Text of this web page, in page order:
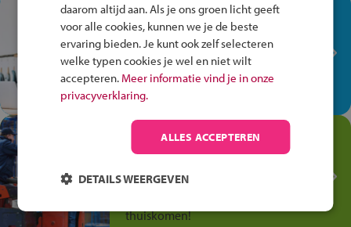
In de winkel ben je op je
plek!
Ontdek via het vmbo jouw talent
op de winkelvloer, waar elke dag
anders is!
Jouw talent in de
Transport en Logistiek
Kies voor vmbo Transport en
thuiskomen!
daarom altijd aan. Als je ons groen licht geeft
voor alle cookies, kunnen we je de beste
ervaring bieden. Je kunt ook zelf selecteren
welke typen cookies je wel en niet wilt
accepteren. Meer informatie vind je in onze
privacyverklaring.
ALLES ACCEPTEREN
DETAILS WEERGEVEN